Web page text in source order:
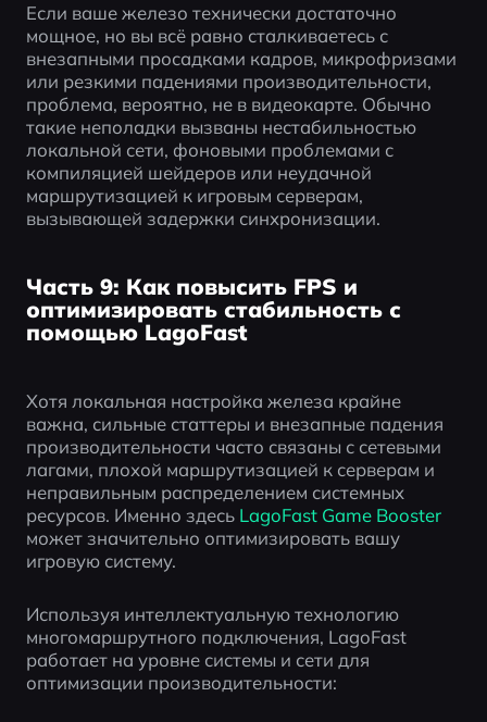
Если ваше железо технически достаточно
мощное, но вы всё равно сталкиваетесь с
внезапными просадками кадров, микрофризами
или резкими падениями производительности,
проблема, вероятно, не в видеокарте. Обычно
такие неполадки вызваны нестабильностью
локальной сети, фоновыми проблемами с
компиляцией шейдеров или неудачной
маршрутизацией к игровым серверам,
вызывающей задержки синхронизации.
Часть 9: Как повысить FPS и
оптимизировать стабильность с
помощью LagoFast
Хотя локальная настройка железа крайне
важна, сильные статтеры и внезапные падения
производительности часто связаны с сетевыми
лагами, плохой маршрутизацией к серверам и
неправильным распределением системных
ресурсов. Именно здесь LagoFast Game Booster
может значительно оптимизировать вашу
игровую систему.
Используя интеллектуальную технологию
многомаршрутного подключения, LagoFast
работает на уровне системы и сети для
оптимизации производительности: